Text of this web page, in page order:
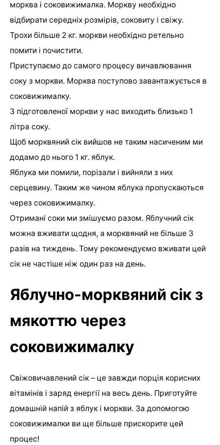
морква і соковижималка. Моркву необхідно
відбирати середніх розмірів, соковиту і свіжу.
Трохи більше 2 кг. моркви необхідно ретельно
помити і почистити.
Приступаємо до самого процесу вичавлювання
соку з моркви. Морква поступово завантажується в
соковижималку.
З підготовленої моркви у нас виходить близько 1
літра соку.
Щоб морквяний сік вийшов не таким насиченим ми
додамо до нього 1 кг. яблук.
Яблука ми помили, порізали і вийняли з них
серцевину. Таким же чином яблука пропускаються
через соковижималку.
Отримані соки ми змішуємо разом. Яблучний сік
можна вживати щодня, а морквяний не більше 3
разів на тиждень. Тому рекомендуємо вживати цей
сік не частіше ніж один раз на день.
Яблучно-морквяний сік з
мякоттю через
соковижималку
Свіжовичавлений сік – це завжди порція корисних
вітамінів і заряд енергії на весь день. Приготуйте
домашній напій з яблук і моркви. За допомогою
соковижималки ви ще більше прискорите цей
процес!